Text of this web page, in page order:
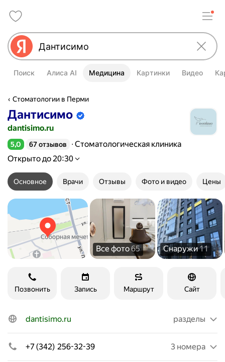
Поиск Алиса AI Медицина Картинки Видео
Стоматологии в Перми
Дантисимо
Информация об организации
dantisimo.ru
Рейтинг 5,0 из 5
5,0 67 отзывов
Стоматологическая клиника
Открыто до 20:30
Основное Врачи Отзывы Фото и видео Цены
Все фото65 Снаружи11
Позвонить Запись Маршрут Сайт
dantisimo.ru разделы
+7 (342) 256-32-39 3 номера